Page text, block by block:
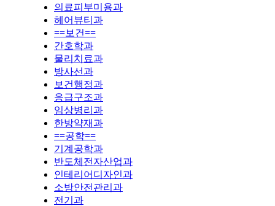
의료피부미용과
헤어뷰티과
==보건==
간호학과
물리치료과
방사선과
보건행정과
응급구조과
임상병리과
한방약재과
==공학==
기계공학과
반도체전자산업과
인테리어디자인과
소방안전관리과
전기과